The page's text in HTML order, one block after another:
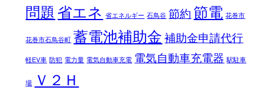
問題 省エネ 省エネルギー 石鳥谷 節約 節電 花巻市
花巻市石鳥谷町 蓄電池補助金 補助金申請代行
軽EV車 防犯 電力量 電気自動車充電 電気自動車充電器 駅駐車
場 Ｖ２Ｈ